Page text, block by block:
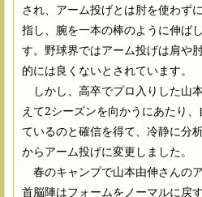
され、アーム投げとは肘を使わず
指し、腕を一本の棒のように伸ば
す。野球界ではアーム投げは肩や
的には良くないとされています。
しかし、高卒でプロ入りした山
えて2シーズンを向かうにあたり
ているのと確信を得て、冷静に分
からアーム投げに変更しました。
春のキャンプで山本由伸さんの
首脳陣はフォームをノーマルに戻